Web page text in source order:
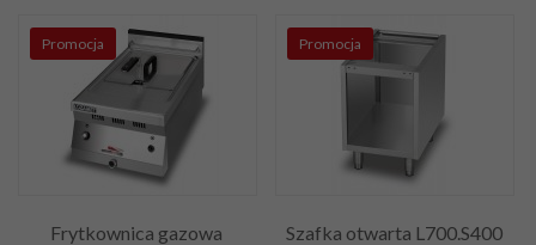
Promocja
Frytkownica gazowa
Promocja
Szafka otwarta L700.S400